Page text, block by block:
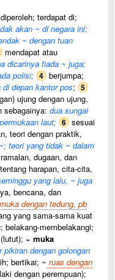
terdapat di;
akan ~ di negara ini;
~ dengan tuan
mendapat atau
dicarinya tiada ~ juga;
polisi; 4 berjumpa;
depan kantor pos; 5
ujung dengan ujung,
sebagainya: dua sungai
laut; 6 sesuai
teori dengan praktik,
teori yang tidak ~ dalam
dugaan, dan
harapan, cita-cita,
yang lalu, ~ juga
bencana, dan
muka dengan tedung, pb
yang sama-sama kuat
belakang-membelakangi;
~ muka
pikiran dengan golongan
bertikai; ~ ruas dengan
dengan perempuan);